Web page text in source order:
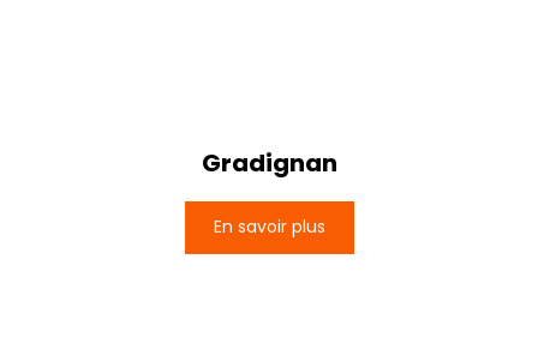
Gradignan
En savoir plus